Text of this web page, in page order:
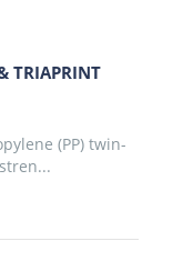
TRIAPRINT
(PP) twin-